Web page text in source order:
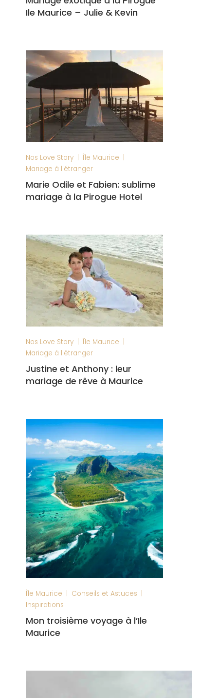
Ile Maurice – Julie & Kevin
Nos Love Story | Île Maurice |
Mariage à l'étranger
Marie Odile et Fabien: sublime
mariage à la Pirogue Hotel
Nos Love Story Île Maurice
Mariage à l'étranger
Justine et Anthony : leur
mariage de rêve à Maurice
Île Maurice Conseils et Astuces
Inspirations
Mon troisième voyage à l’Ile
Maurice